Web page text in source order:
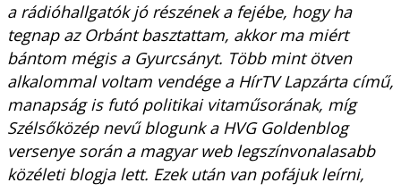
a rádióhallgatók jó részének a fejébe, hogy ha
tegnap az Orbánt basztattam, akkor ma miért
bántom mégis a Gyurcsányt. Több mint ötven
alkalommal voltam vendége a HírTV Lapzárta című,
manapság is futó politikai vitaműsorának, míg
Szélsőközép nevű blogunk a HVG Goldenblog
versenye során a magyar web legszínvonalasabb
közéleti blogja lett. Ezek után van pofájuk leírni,